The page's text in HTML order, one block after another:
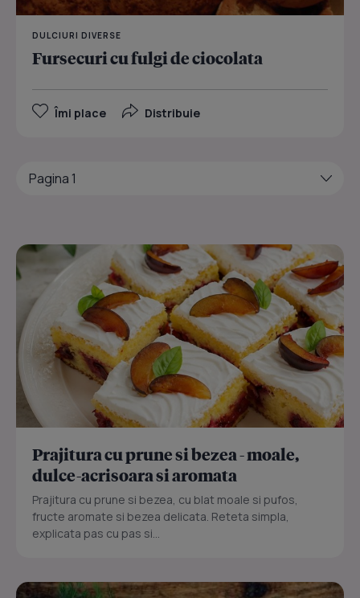
DULCIURI DIVERSE
Fursecuri cu fulgi de ciocolata
Îmi place Distribuie
Prajitura cu prune si bezea - moale,
dulce-acrisoara si aromata
Prajitura cu prune si bezea, cu blat moale si pufos,
fructe aromate si bezea delicata. Reteta simpla,
explicata pas cu pas si...